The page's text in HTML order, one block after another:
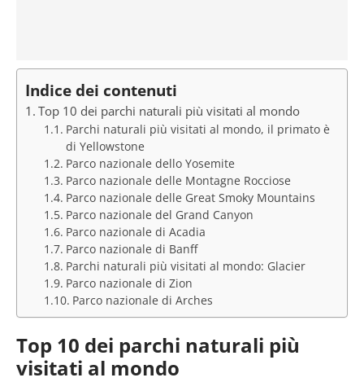
Indice dei contenuti
Top 10 dei parchi naturali più visitati al mondo
Parchi naturali più visitati al mondo, il primato è
di Yellowstone
Parco nazionale dello Yosemite
Parco nazionale delle Montagne Rocciose
Parco nazionale delle Great Smoky Mountains
Parco nazionale del Grand Canyon
Parco nazionale di Acadia
Parco nazionale di Banff
Parchi naturali più visitati al mondo: Glacier
Parco nazionale di Zion
Parco nazionale di Arches
Top 10 dei parchi naturali più
visitati al mondo